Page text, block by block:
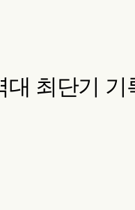
대 최단기 기